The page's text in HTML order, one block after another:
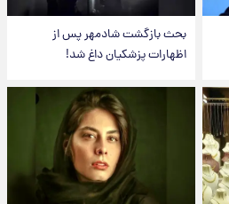
بحث بازگشت شادمهر پس از
اظهارات پزشکیان داغ شد!